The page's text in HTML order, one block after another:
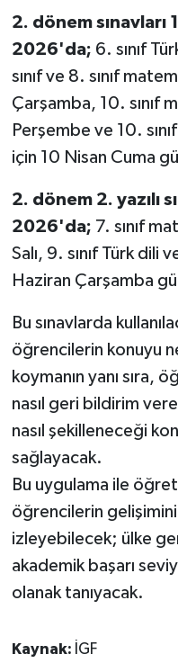
2. dönem sınavları
2026'da; 6. sınıf
sınıf ve 8. sınıf
Çarşamba, 10. sınıf
Perşembe ve 10.
için 10 Nisan Cuma
2. dönem 2. yazılı
2026'da; 7. sınıf
Salı, 9. sınıf Türk dili
Haziran Çarşamba
Bu sınavlarda
öğrencilerin konuyu
koymanın yanı sıra,
nasıl geri bildirim
nasıl şekilleneceği
sağlayacak.
Bu uygulama ile
öğrencilerin gelişimini
izleyebilecek; ülke
akademik başarı
olanak tanıyacak.
Kaynak: İGF